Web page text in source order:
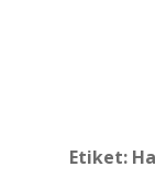
Etiket: